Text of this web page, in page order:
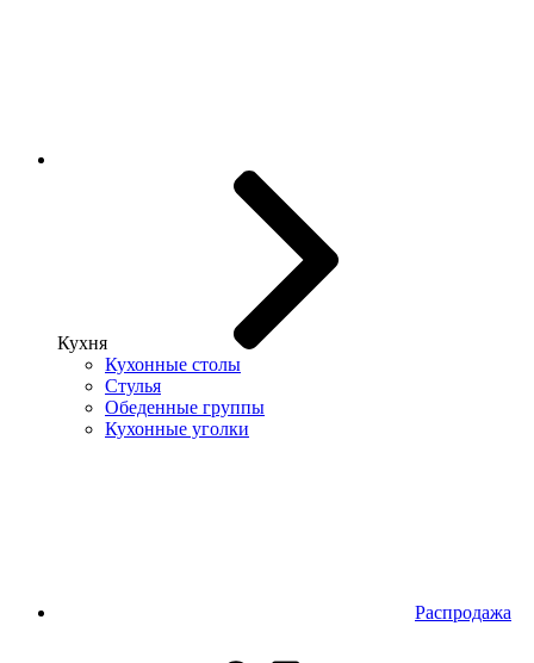
Кухня
Кухонные столы
Стулья
Обеденные группы
Кухонные уголки
Распродажа